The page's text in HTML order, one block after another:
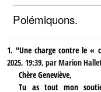
Polémiquons.
1. "Une charge contre le «
2025, 19:39,parMarion
Chère Geneviève,
Tu as tout mon